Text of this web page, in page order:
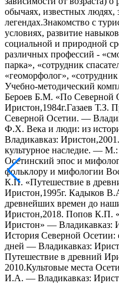
обычаях, известных людях,
легендах.Знакомство с
условиях, развитие
социальной и природной
различных профессий -
парка», «сотрудник
«геоморфолог»,
Учебно-методический
Бероев Б.М. «По Северной
Иристон,1984г.Газаев Т.З.
Северной Осетии. —
Ф.Х. Века и люди: из
Владикавказ:
культурное наследие. —
Осетинский эпос и
фольклору и мифологии
К.П. «Путешествие в
Иристон,1995г. Кадыков
древнейших времен до
Иристон,2018. Попов К.П.
Иристон» — Владикавказ:
История Северной
дней — Владикавказ:
Путешествие в древний
2010.Культовые места
И.А. — Владикавказ: